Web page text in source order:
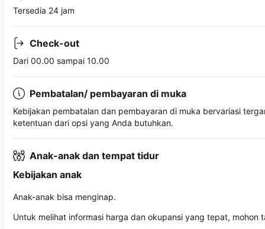
Tersedia 24 jam
Check-out
Dari 00.00 sampai 10.00
Pembatalan/ pembayaran di muka
Kebijakan pembatalan dan pembayaran di muka bervariasi
ketentuan dari opsi yang Anda butuhkan.
Anak-anak dan tempat tidur
Kebijakan anak
Anak-anak bisa menginap.
Untuk melihat informasi harga dan okupansi yang tepat,